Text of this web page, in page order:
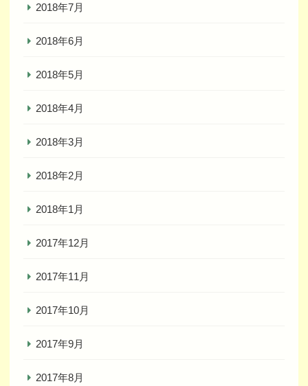
2018年7月
2018年6月
2018年5月
2018年4月
2018年3月
2018年2月
2018年1月
2017年12月
2017年11月
2017年10月
2017年9月
2017年8月